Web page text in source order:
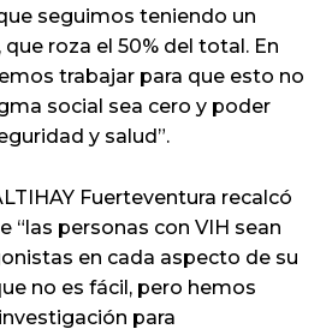
seguimos teniendo un
roza el 50% del total. En
trabajar para que esto no
social sea cero y poder
y salud”.
Fuerteventura recalcó
“las personas con VIH sean
en cada aspecto de su
no es fácil, pero hemos
para